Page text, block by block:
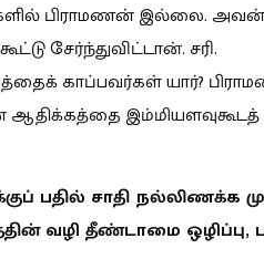
பிராமணன் இல்லை. அவன்
சேர்ந்துவிட்டான். சரி.
காப்பவர்கள் யார்?
ஆதிக்கத்தை
பதில் சாதி நல்லிணக்க
வழி தீண்டாமை ஒழிப்பு,